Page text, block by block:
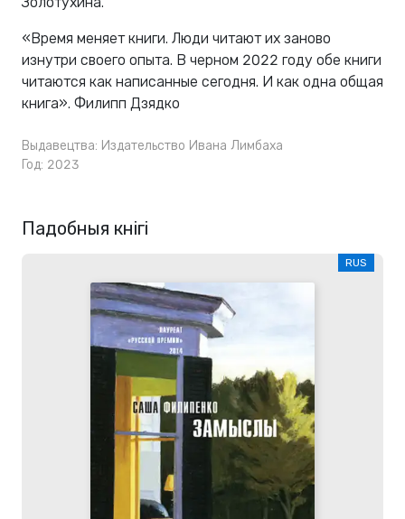
«Время меняет книги. Люди читают их заново
изнутри своего опыта. В черном 2022 году обе книги
читаются как написанные сегодня. И как одна общая
книга». Филипп Дзядко
Выдавецтва: Издательство Ивана Лимбаха
Год: 2023
Падобныя кнігі
RUS